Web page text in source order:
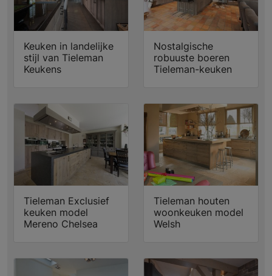
Keuken in landelijke
stijl van Tieleman
Keukens
Nostalgische
robuuste boeren
Tieleman-keuken
Tieleman Exclusief
keuken model
Mereno Chelsea
Tieleman houten
woonkeuken model
Welsh